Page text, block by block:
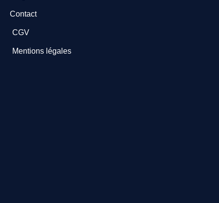
Contact
CGV
Mentions légales